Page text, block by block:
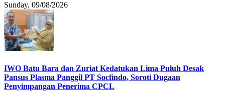
Sunday, 09/08/2026
IWO Batu Bara dan Zuriat Kedatukan Lima Puluh Desak
Pansus Plasma Panggil PT Socfindo, Soroti Dugaan
Penyimpangan Penerima CPCL